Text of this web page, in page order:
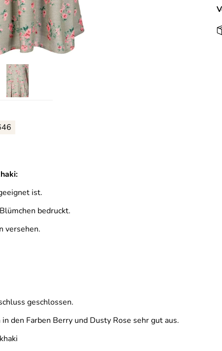
ist.
bedruckt.
versehen.
geschlossen.
den Farben Berry und Dusty Rose sehr gut aus.